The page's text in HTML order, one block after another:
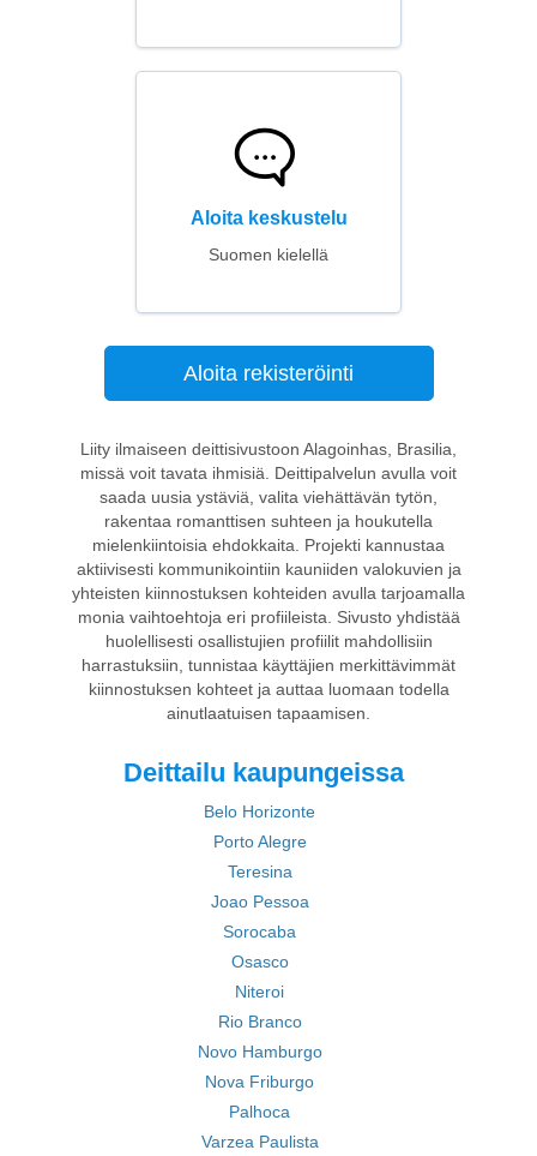
Aloita keskustelu
Suomen kielellä
Aloita rekisteröinti
Liity ilmaiseen deittisivustoon Alagoinhas, Brasilia,
missä voit tavata ihmisiä. Deittipalvelun avulla voit
saada uusia ystäviä, valita viehättävän tytön,
rakentaa romanttisen suhteen ja houkutella
mielenkiintoisia ehdokkaita. Projekti kannustaa
aktiivisesti kommunikointiin kauniiden valokuvien ja
yhteisten kiinnostuksen kohteiden avulla tarjoamalla
monia vaihtoehtoja eri profiileista. Sivusto yhdistää
huolellisesti osallistujien profiilit mahdollisiin
harrastuksiin, tunnistaa käyttäjien merkittävimmät
kiinnostuksen kohteet ja auttaa luomaan todella
ainutlaatuisen tapaamisen.
Deittailu kaupungeissa
Belo Horizonte
Porto Alegre
Teresina
Joao Pessoa
Sorocaba
Osasco
Niteroi
Rio Branco
Novo Hamburgo
Nova Friburgo
Palhoca
Varzea Paulista